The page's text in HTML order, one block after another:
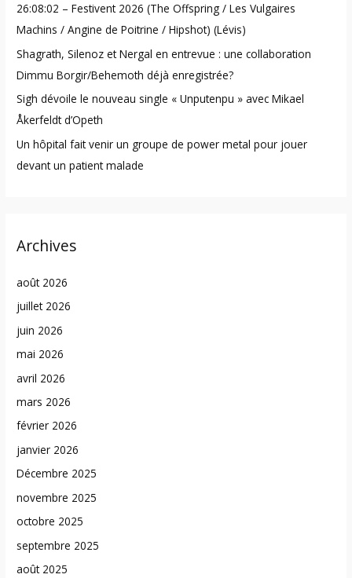
r
:
26:08:02 – Festivent 2026 (The Offspring / Les Vulgaires
Machins / Angine de Poitrine / Hipshot) (Lévis)
Shagrath, Silenoz et Nergal en entrevue : une collaboration
Dimmu Borgir/Behemoth déjà enregistrée?
Sigh dévoile le nouveau single « Unputenpu » avec Mikael
Åkerfeldt d’Opeth
Un hôpital fait venir un groupe de power metal pour jouer
devant un patient malade
Archives
août 2026
juillet 2026
juin 2026
mai 2026
avril 2026
mars 2026
février 2026
janvier 2026
Décembre 2025
novembre 2025
octobre 2025
septembre 2025
août 2025